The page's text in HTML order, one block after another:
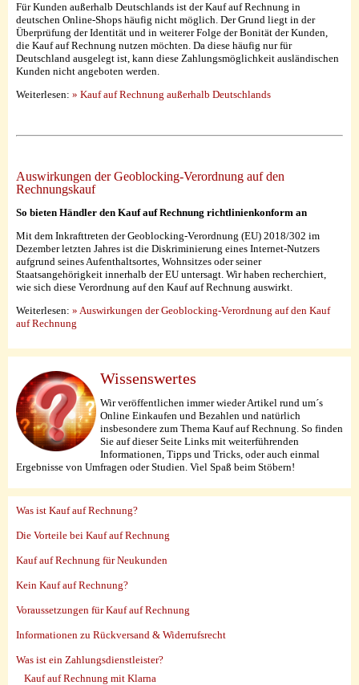
Für Kunden außerhalb Deutschlands ist der Kauf auf Rechnung in
deutschen Online-Shops häufig nicht möglich. Der Grund liegt in der
Überprüfung der Identität und in weiterer Folge der Bonität der Kunden,
die Kauf auf Rechnung nutzen möchten. Da diese häufig nur für
Deutschland ausgelegt ist, kann diese Zahlungsmöglichkeit ausländischen
Kunden nicht angeboten werden.
Weiterlesen: » Kauf auf Rechnung außerhalb Deutschlands
Auswirkungen der Geoblocking-Verordnung auf den
Rechnungskauf
So bieten Händler den Kauf auf Rechnung richtlinienkonform an
Mit dem Inkrafttreten der Geoblocking-Verordnung (EU) 2018/302 im
Dezember letzten Jahres ist die Diskriminierung eines Internet-Nutzers
aufgrund seines Aufenthaltsortes, Wohnsitzes oder seiner
Staatsangehörigkeit innerhalb der EU untersagt. Wir haben recherchiert,
wie sich diese Verordnung auf den Kauf auf Rechnung auswirkt.
Weiterlesen: » Auswirkungen der Geoblocking-Verordnung auf den Kauf
auf Rechnung
Wissenswertes
Wir veröffentlichen immer wieder Artikel rund um´s
Online Einkaufen und Bezahlen und natürlich
insbesondere zum Thema Kauf auf Rechnung. So finden
Sie auf dieser Seite Links mit weiterführenden
Informationen, Tipps und Tricks, oder auch einmal
Ergebnisse von Umfragen oder Studien. Viel Spaß beim Stöbern!
Was ist Kauf auf Rechnung?
Die Vorteile bei Kauf auf Rechnung
Kauf auf Rechnung für Neukunden
Kein Kauf auf Rechnung?
Voraussetzungen für Kauf auf Rechnung
Informationen zu Rückversand & Widerrufsrecht
Was ist ein Zahlungsdienstleister?
Kauf auf Rechnung mit Klarna